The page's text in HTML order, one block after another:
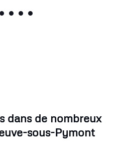
dans de nombreux
sous-Pymont